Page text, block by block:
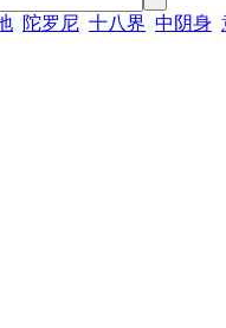
陀罗尼 十八界 中阴身